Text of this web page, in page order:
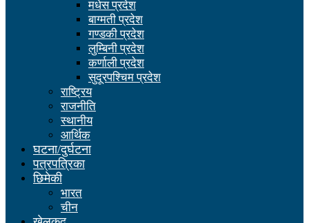
मधेस प्रदेश
बाग्मती प्रदेश
गण्डकी प्रदेश
लुम्बिनी प्रदेश
कर्णाली प्रदेश
सुदूरपश्चिम प्रदेश
राष्ट्रिय
राजनीति
स्थानीय
आर्थिक
घटना/दुर्घटना
पत्रपत्रिका
छिमेकी
भारत
चीन